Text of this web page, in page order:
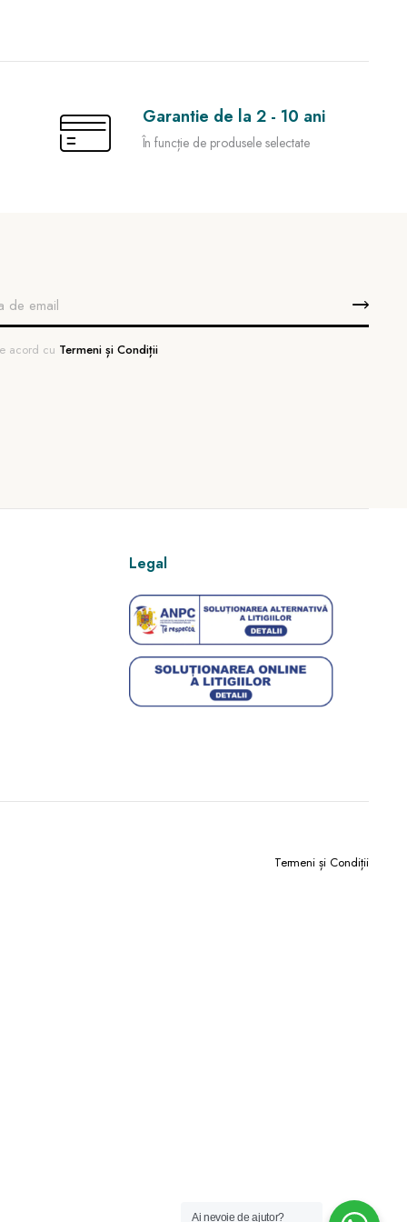
Garantie de la 2 - 10 ani
În funcție de produsele selectate
acord cu Termeni și Condiții
Legal
Termeni și Condiții
Ai nevoie de ajutor?